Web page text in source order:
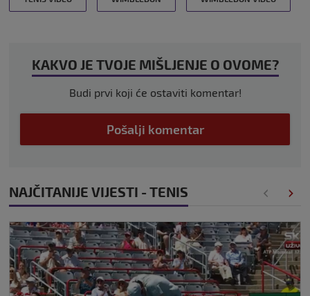
KAKVO JE TVOJE MIŠLJENJE O OVOME?
Budi prvi koji će ostaviti komentar!
Pošalji komentar
NAJČITANIJE VIJESTI - TENIS